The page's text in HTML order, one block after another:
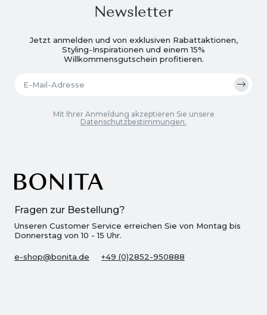
Fragen zur Bestellung?
Unseren Customer Service erreichen Sie von Montag bis
Donnerstag von 10 - 15 Uhr.
e-shop@bonita.de +49 (0)2852-950888
Newsletter
Jetzt anmelden und von exklusiven Rabattaktionen,
Styling-Inspirationen und einem 15%
Willkommensgutschein profitieren.
Mit Ihrer Anmeldung akzeptieren Sie unsere
Datenschutzbestimmungen.